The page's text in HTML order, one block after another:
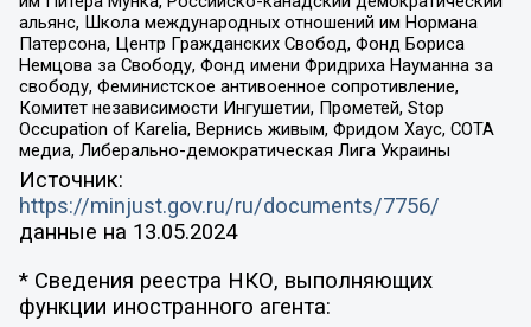
альянс, Школа международных отношений им Нормана
Патерсона, Центр Гражданских Свобод, Фонд Бориса
Немцова за Свободу, Фонд имени Фридриха Науманна за
свободу, Феминистское антивоенное сопротивление,
Комитет независимости Ингушетии, Прометей, Stop
Occupation of Karelia, Вернись живым, Фридом Хаус, СОТА
медиа, Либерально-демократическая Лига Украины
Источник:
https://minjust.gov.ru/ru/documents/7756/
данные на 13.05.2024
* Сведения реестра НКО, выполняющих
функции иностранного агента: